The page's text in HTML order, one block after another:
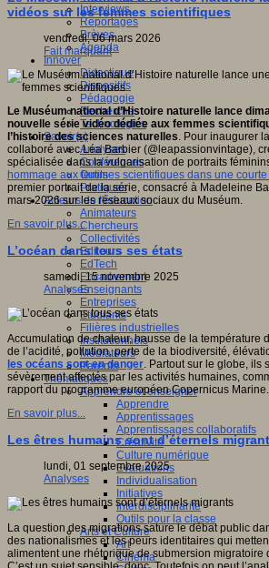
Interviews
Reportages
Brèves
Agenda
Innover
Didactique
Dispositifs
Pédagogie
Recherche
Technologies
Savoir(s)
Analyses
Conférences
Outils
Pratiques
Acteurs de l'éducation
Animateurs
Chercheurs
Collectivités
Editeurs
EdTech
Encadrement
Enseignants
Entreprises
Etudiants
Filières industrielles
Institutionnels
Médiateurs
Parents
Thématiques
Apprendre et enseigner
Apprendre
Apprentissages
Apprentissages collaboratifs
Créativité
Culture numérique
Evaluations
Individualisation
Initiatives
Interdisciplinarité
Outils pour la classe
Arts et Culture
Art
Cinéma
vidéos sur les femmes scientifiques
vendredi, 06 mars 2026
Fait marquant
Le Muséum national d’Histoire naturelle lance
nouvelle série vidéo dédiée aux femmes
l’histoire des sciences naturelles. Pour inaugurer
collaboré avec Léa Barbier (@leapassionvintage),
spécialisée dans la vulgarisation de portraits
hommage aux femmes scientifiques dans une
premier portrait de la série, consacré à Madeleine
mars 2026 sur les réseaux sociaux du Muséum.
En savoir plus...
L’océan dans tous ses états
samedi, 15 novembre 2025
Analyses
Accumulation de chaleur, hausse de la température
de l’acidité, pollution, perte de la biodiversité,
les océans sont en danger. Partout sur le globe, ils
sévèrement affectés par les activités humaines,
rapport du programme européen Copernicus Marine.
En savoir plus...
Les êtres humains sont d’éternels
lundi, 01 septembre 2025
Analyses
La question des migrations sature le débat public
des nationalismes et les peurs identitaires qui
alimentent une rhétorique de submersion migratoire